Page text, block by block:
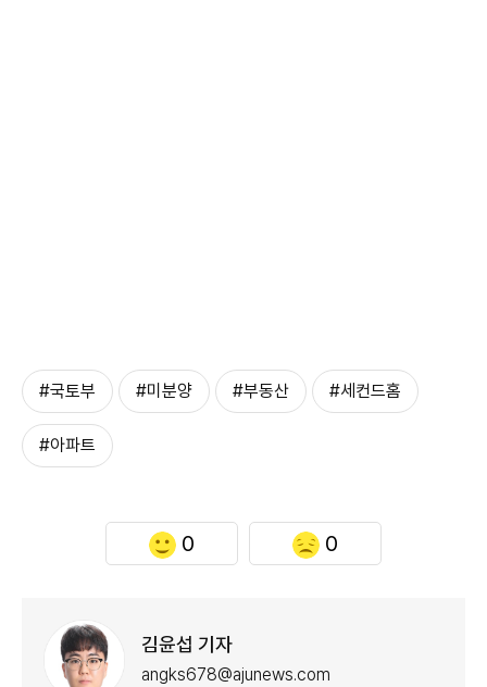
#국토부 #미분양 #부동산 #세컨드홈
#아파트
0 0
김윤섭 기자
angks678@ajunews.com